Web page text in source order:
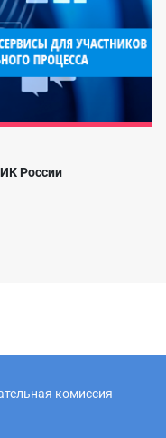
России
комиссия